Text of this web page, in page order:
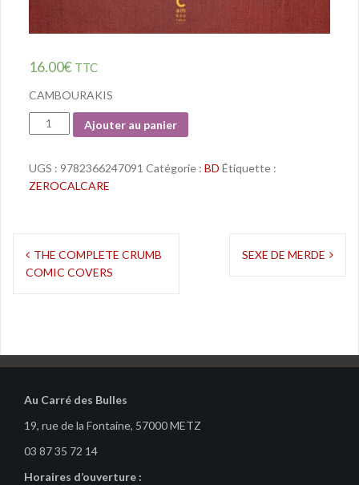
16.00€ TTC
CAMBOURAKIS
Quantité
Ajouter au panier
UGS : 9782366247091 Catégorie : BD Étiquette :
ZEROCALCARE
Navigation
THE COMPLETE CRUMB
COMIC COVERS
SEXE DE MERDE
Au Carré des Bulles
19, rue de la Fontaine, 57000 METZ
03 87 35 72 14
Horaires d’ouverture :